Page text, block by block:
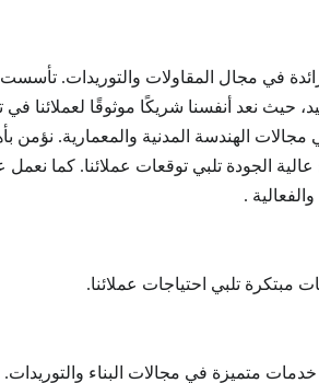
في مجال المقاولات والتوريدات. تأسست
حيث نعد أنفسنا شريكًا موثوقًا لعملائنا في
الهندسة المدنية والمعمارية. نؤمن
عالية الجودة تلبي توقعات عملائنا. كما نعمل
.
تلبي احتياجات عملائنا.
متميزة في مجالات البناء والتوريدات.